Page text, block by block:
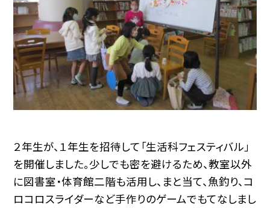
２年生が、１年生を招待して「生活科フェスティバル」
を開催しました。少しでも密を避けるため、教室以外
に図書室・体育館二階も活用し、まと当て、魚釣り、コ
ロコロスライダーなど手作りのゲームでもてなしまし